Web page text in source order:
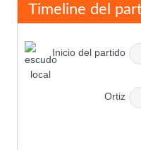
Timeline del
Inicio del partido
Ortiz